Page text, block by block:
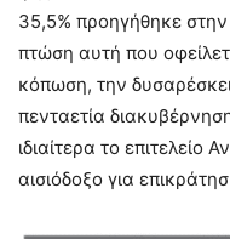
35,5% προηγήθηκε
πτώση αυτή που
κόπωση, την
πενταετία
ιδιαίτερα το επιτελείο
αισιόδοξο για